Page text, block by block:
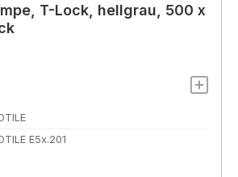
T-Lock, hellgrau, 500 x
E5x.201